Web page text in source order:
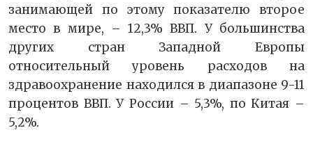
занимающей по этому показателю второе
место в мире, – 12,3% ВВП. У большинства
других стран Западной Европы
относительный уровень расходов на
здравоохранение находился в диапазоне 9-11
процентов ВВП. У России – 5,3%, по Китая –
5,2%.